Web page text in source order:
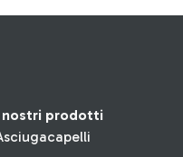
nostri prodotti